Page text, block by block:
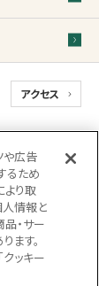
アクセス
のお問い合
災センタ
）
や広告
るため
より取
情報と
・サー
ます。
クッキー